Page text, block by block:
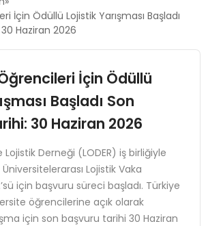
İçin Ödüllü Lojistik Yarışması Başladı
Haziran 2026
İçin Ödüllü
Başladı Son
30 Haziran 2026
Derneği (LODER) iş birliğiyle
Lojistik Vaka
için başvuru süreci başladı. Türkiye
öğrencilerine açık olarak
için son başvuru tarihi 30 Haziran